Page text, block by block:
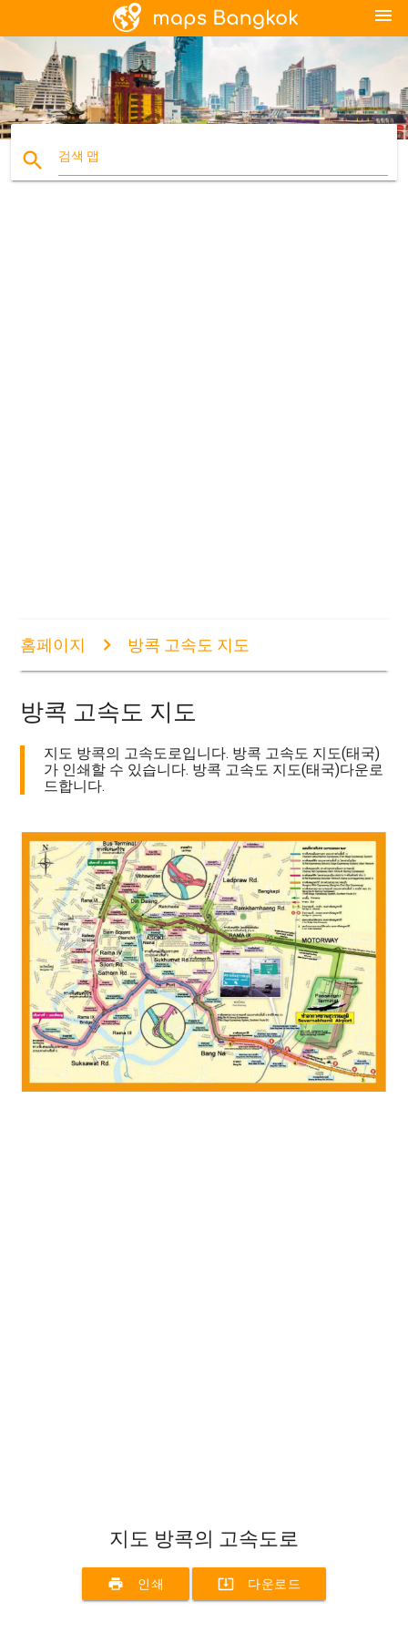
menu
search 검색 맵
홈페이지 방콕 고속도 지도
방콕 고속도 지도
지도 방콕의 고속도로입니다. 방콕 고속도 지도(태국)
가 인쇄할 수 있습니다. 방콕 고속도 지도(태국)다운로
드합니다.
지도 방콕의 고속도로
print 인쇄 system_update_alt 다운로드